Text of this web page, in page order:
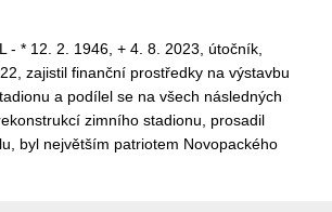
- * 12. 2. 1946, + 4. 8. 2023, útočník,
zajistil finanční prostředky na výstavbu
a podílel se na všech následných
zimního stadionu, prosadil
byl největším patriotem Novopackého